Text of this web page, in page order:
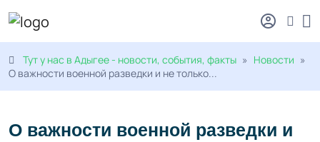
Тут у нас в Адыгее - новости, события, факты » Новости »
О важности военной разведки и не только...
О важности военной разведки и